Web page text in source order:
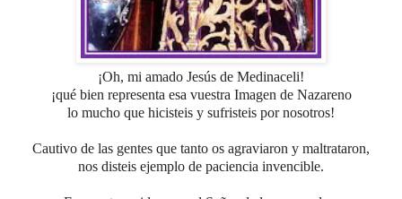
¡Oh, mi amado Jesús de Medinaceli!
¡qué bien representa esa vuestra Imagen de Nazareno
lo mucho que hicisteis y sufristeis por nosotros!
Cautivo de las gentes que tanto os agraviaron y maltrataron,
nos disteis ejemplo de paciencia invencible.